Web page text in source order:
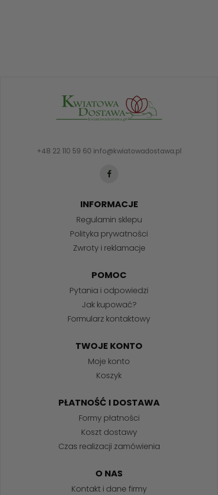
+48 22 110 59 60 info@kwiatowadostawa.pl
INFORMACJE
Regulamin sklepu
Polityka prywatności
Zwroty i reklamacje
POMOC
Pytania i odpowiedzi
Jak kupować?
Formularz kontaktowy
TWOJE KONTO
Moje konto
Koszyk
PŁATNOŚĆ I DOSTAWA
Formy płatności
Koszt dostawy
Czas realizacji zamówienia
O NAS
Kontakt i dane firmy